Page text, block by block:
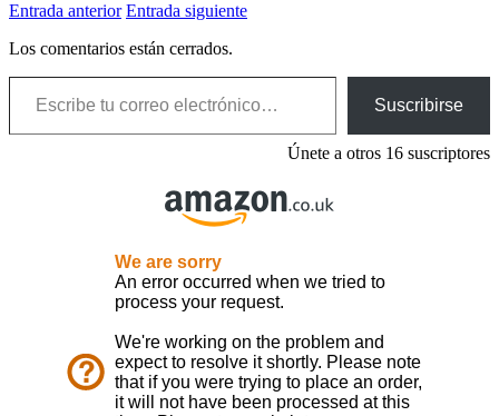
Entrada anterior Entrada siguiente
Los comentarios están cerrados.
Escribe tu correo electrónico…
Suscribirse
Únete a otros 16 suscriptores